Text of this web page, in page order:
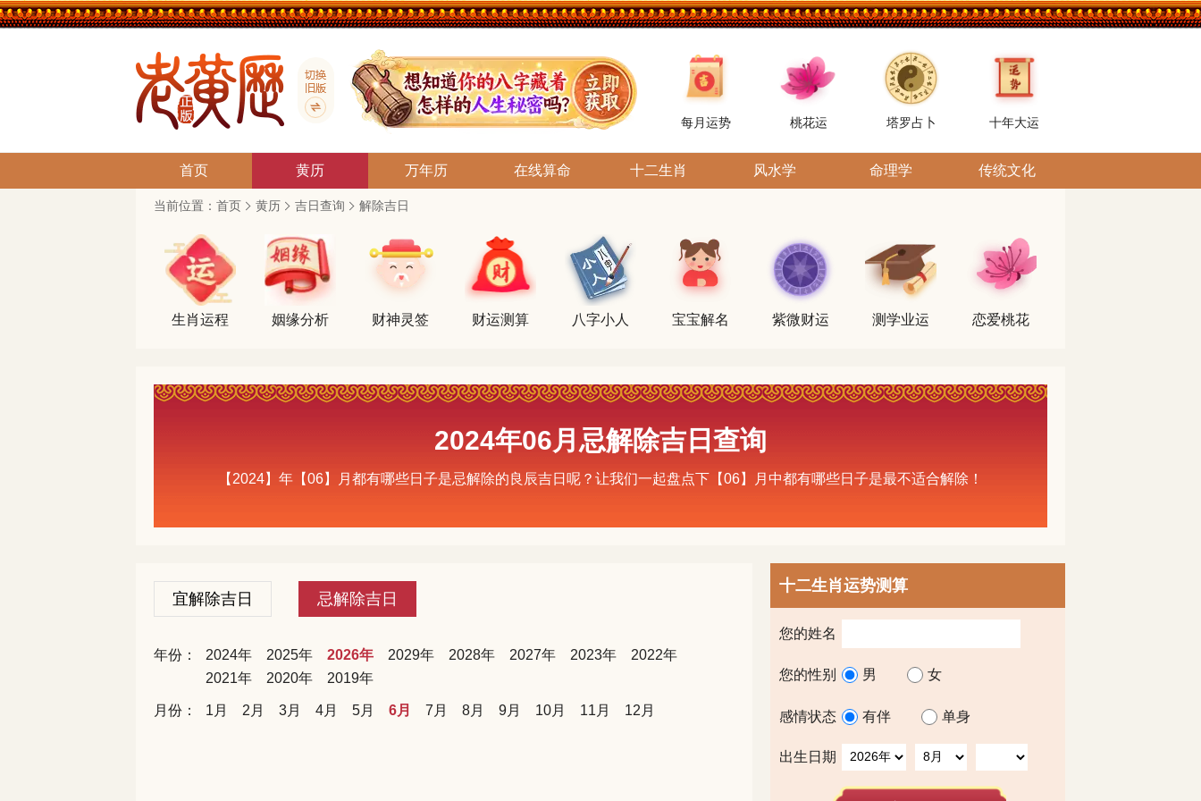
每月运势 桃花运 塔罗占卜 十年大运
首页 黄历 万年历 在线算命 十二生肖 风水学 命理学 传统文化
当前位置： 首页 黄历 吉日查询 解除吉日
生肖运程 姻缘分析 财神灵签 财运测算 八字小人 宝宝解名 紫微财运 测学业运 恋爱桃花
2024年06月忌解除吉日查询
【2024】年【06】月都有哪些日子是忌解除的良辰吉日呢？让我们一起盘点下【06】月中都有哪些日子是最不适合解除！
宜解除吉日 忌解除吉日
年份： 2024年 2025年 2026年 2029年 2028年 2027年 2023年
2022年
2021年
2020年 2019年
月份： 1月 2月 3月 4月 5月 6月 7月 8月 9月 10月 11月 12月
十二生肖运势测算
您的姓名
您的性别 男 女
感情状态 有伴 单身
出生日期